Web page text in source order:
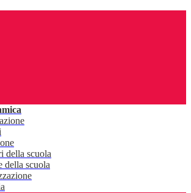
della scuola
della scuola